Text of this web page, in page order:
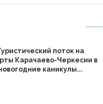
поток на
Карачаево-Черкесии в
каникулы...